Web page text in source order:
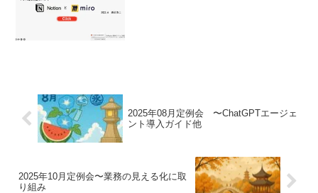
2025年08月定例会 〜ChatGPTエージェ
ント導入ガイド他
2025年10月定例会〜業務の見える化に取
り組み